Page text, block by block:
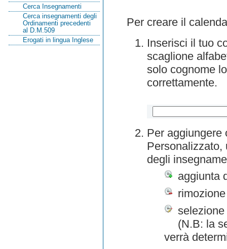
Cerca Insegnamenti
Cerca insegnamenti degli
Ordinamenti precedenti
al D.M.509
Erogati in lingua Inglese
Per creare il
Inserisci il tuo
scaglione
solo cognome
correttamente.
Per aggiungere
Personalizzato,
degli
aggiunta
(N.B: la
verrà